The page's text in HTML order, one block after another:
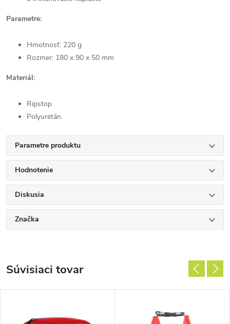
Parametre:
Hmotnosť: 220 g
Rozmer: 180 x 90 x 50 mm
Materiál:
Ripstop
Polyuretán
Parametre produktu
Hodnotenie
Diskusia
Značka
Súvisiaci tovar